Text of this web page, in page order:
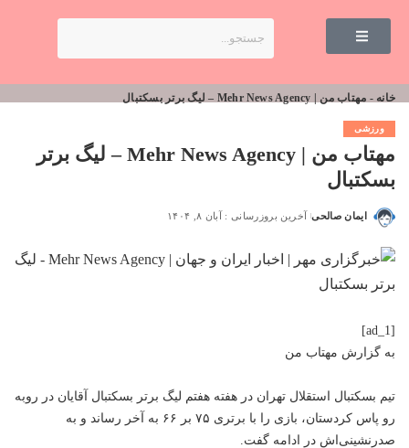
خانه - مهتاب من | Mehr News Agency – لیگ برتر بسکتبال
ورزشی
مهتاب من | Mehr News Agency – لیگ برتر
بسکتبال
ایمان صالحی آخرین بروزرسانی : آبان ۸, ۱۴۰۴
[ad_1]
به گزارش مهتاب من
تیم بسکتبال استقلال تهران در هفته هفتم لیگ برتر بسکتبال آقایان در روبه
رو پاس کردستان، بازی را با برتری ۷۵ بر ۶۶ به آخر رساند و به
صدرنشینی‌اش در ادامه گفت.